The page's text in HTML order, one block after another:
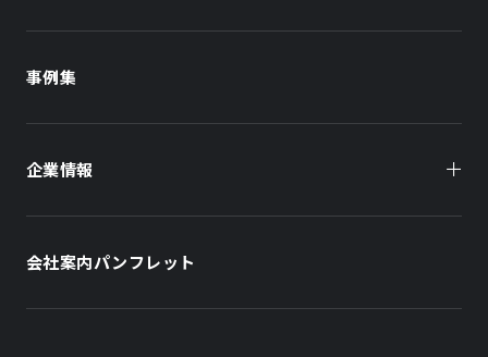
オフィスビル
住まい（社宅・賃貸住宅）
学校・教育施設
住まい（賃貸住宅）
事例集
企業情報
会社案内パンフレット